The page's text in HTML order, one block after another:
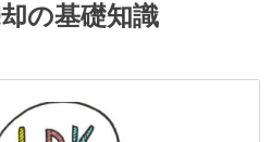
の基礎知識